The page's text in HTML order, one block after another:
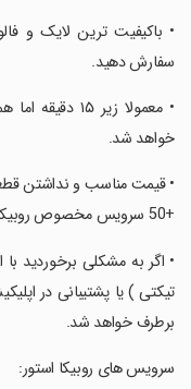
‏‏‏‏‏‏• باکیفیت ترین لایک و
سفارش دهید.
‏‏‏‏‏‏• معمولا زیر
خواهد شد.
‏‏‏‏‏‏• قیمت مناسب و نداشتن
+50 سرویس مخصوص روبیکا !
‏‏‏‏‏‏• اگر به مشکلی برخوردید با
تیکتی ) یا پشتیبانی در
برطرف خواهد شد.
‏‏‏‏‏‏سرویس های روبیکا استور: